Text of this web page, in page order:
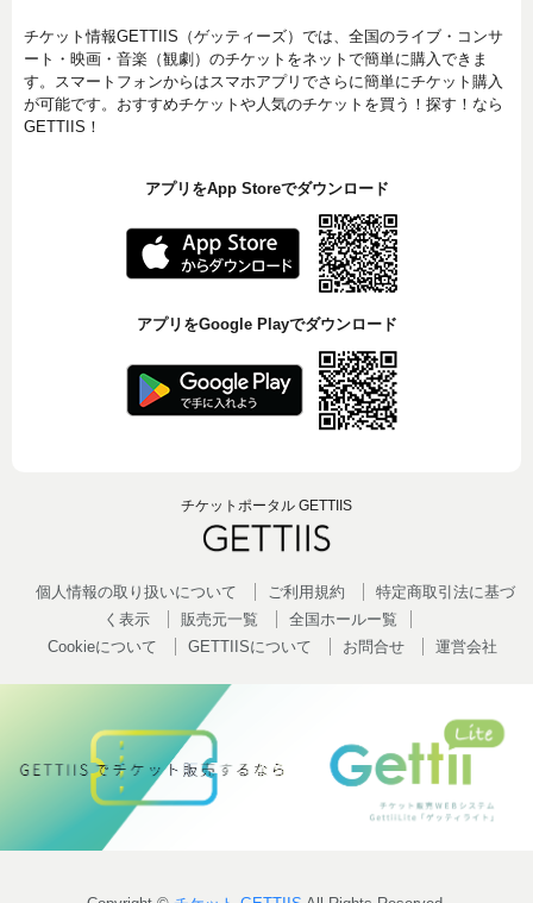
チケット情報GETTIIS（ゲッティーズ）では、全国のライブ・コンサ
ート・映画・音楽（観劇）のチケットをネットで簡単に購入できま
す。スマートフォンからはスマホアプリでさらに簡単にチケット購入
が可能です。おすすめチケットや人気のチケットを買う！探す！なら
GETTIIS！
アプリをApp Storeでダウンロード
アプリをGoogle Playでダウンロード
チケットポータル GETTIIS
個人情報の取り扱いについて ご利用規約
特定商取引法に基づ
く表示
販売元一覧
全国ホールー覧
Cookieについて
GETTIISについて お問合せ 運営会社